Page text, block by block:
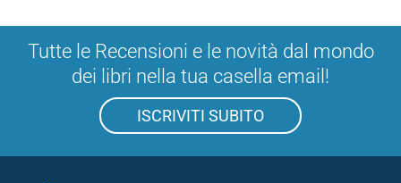
Tutte le Recensioni e le novità dal mondo
dei libri nella tua casella email!
ISCRIVITI SUBITO